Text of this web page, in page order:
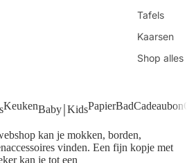
Tafels
Kaarsen
Shop alles
KeukenBaby￨KidsPapierBadCadeaubon
kan je mokken, borden,
vinden. Een fijn kopje met
kan je tot een